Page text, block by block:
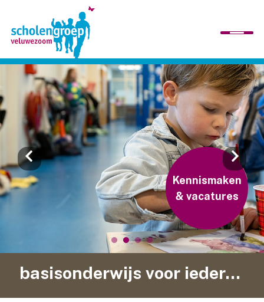
home
wij zijn
scholen
organisatie
werken bij ons
contact
basisonderwijs voor iedereen
Kennismaken
& vacatures